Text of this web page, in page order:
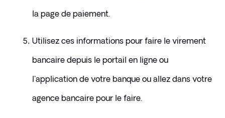
la page de paiement.
Utilisez ces informations pour faire le virement
bancaire depuis le portail en ligne ou
l'application de votre banque ou allez dans votre
agence bancaire pour le faire.